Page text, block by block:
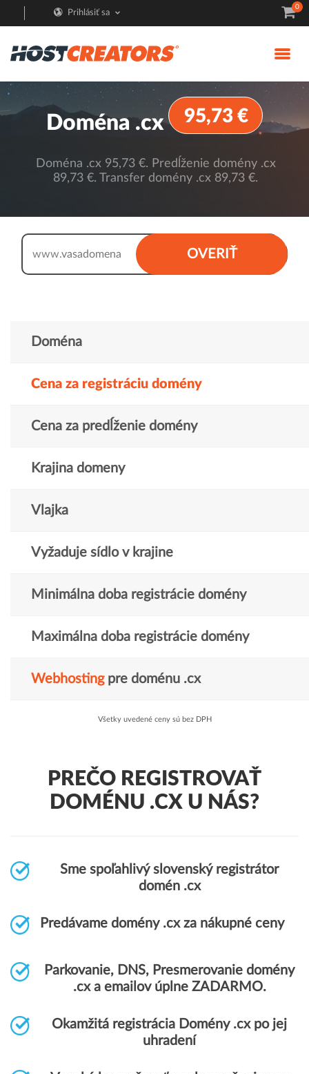
Prihlásiť sa
0
Doména .cx 95,73 €
Doména .cx 95,73 €. Predĺženie domény .cx
89,73 €. Transfer domény .cx 89,73 €.
OVERIŤ
www.
Doména
Cena za registráciu domény
Cena za predĺženie domény
Krajina domeny
Vlajka
Vyžaduje sídlo v krajine
Minimálna doba registrácie domény
Maximálna doba registrácie domény
Webhostingpre doménu .cx
Všetky uvedené ceny sú bez DPH
PREČO REGISTROVAŤ
DOMÉNU .CX U NÁS?
Sme spoľahlivý slovenský registrátor
domén .cx
Predávame domény .cx za nákupné ceny
Parkovanie, DNS, Presmerovanie domény
.cx a emailov úplne ZADARMO.
Okamžitá registrácia Domény .cx po jej
uhradení